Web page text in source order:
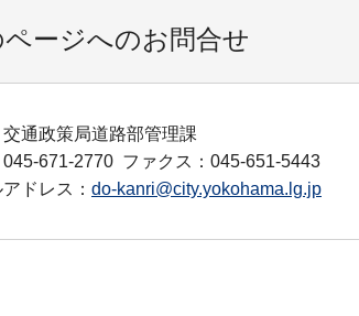
ページへのお問合せ
通政策局道路部管理課
045-671-2770 ファクス：045-651-5443
ドレス： do-kanri@city.yokohama.lg.jp